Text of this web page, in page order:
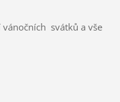
svátků a vše